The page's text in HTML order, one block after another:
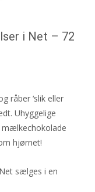
i Net – 72
råber ‘slik eller
Uhyggelige
hjørnet!
sælges i en